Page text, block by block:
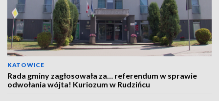
KATOWICE
Rada gminy zagłosowała za… referendum w sprawie
odwołania wójta! Kuriozum w Rudzińcu